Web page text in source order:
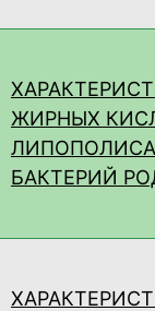
ЖИРНЫХ
БАКТЕРИЙ